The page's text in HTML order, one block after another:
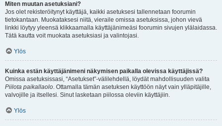
Miten muutan asetuksiani?
Jos olet rekisteröitynyt käyttäjä, kaikki asetuksesi tallennetaan foorumin
tietokantaan. Muokataksesi niitä, vieraile omissa asetuksissa, johon vievä
linkki löytyy yleensä klikkaamalla käyttäjänimeäsi foorumin sivujen ylälaidassa.
Tätä kautta voit muokata asetuksiasi ja valintojasi.
Ylös
Kuinka estän käyttäjänimeni näkymisen paikalla olevissa käyttäjissä?
Omissa asetuksissasi, “Asetukset”-välilehdellä, löydät mahdollisuuden valita
Piilota paikallaolo. Ottamalla tämän asetuksen käyttöön näyt vain ylläpitäjille,
valvojille ja itsellesi. Sinut lasketaan piilossa oleviin käyttäjiin.
Ylös